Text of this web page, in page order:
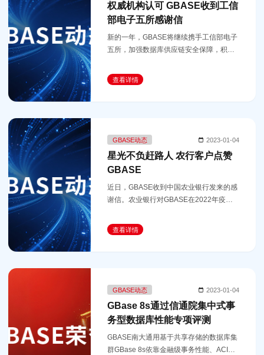
权威机构认可 GBASE收到工信
部电子五所感谢信
新的一年，GBASE将继续携手工信部电子
五所，加强数据库供应链安全保障，积极
新发展合力，促进信息技术应用创新高质
量发展。
查看详情
GBASE动态 2023-01-04
星光不负赶路人 农行客户点赞
GBASE
近日，GBASE收到中国农业银行发来的感
谢信。农业银行对GBASE在2022年疫情
快速定位并解决问题，高质高效地完成各
项工作任务表示感谢，对GBASE团队的职
查看详情
GBASE动态 2023-01-04
GBase 8s通过信通院集中式事
务型数据库性能专项评测
GBASE南大通用基于共享存储的数据库集
群GBase 8s依靠金融级事务性能、ACID